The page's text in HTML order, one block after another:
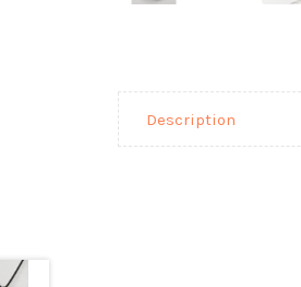
Description